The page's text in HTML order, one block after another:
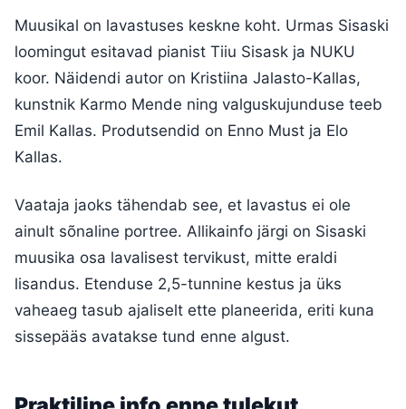
Muusikal on lavastuses keskne koht. Urmas Sisaski
loomingut esitavad pianist Tiiu Sisask ja NUKU
koor. Näidendi autor on Kristiina Jalasto-Kallas,
kunstnik Karmo Mende ning valguskujunduse teeb
Emil Kallas. Produtsendid on Enno Must ja Elo
Kallas.
Vaataja jaoks tähendab see, et lavastus ei ole
ainult sõnaline portree. Allikainfo järgi on Sisaski
muusika osa lavalisest tervikust, mitte eraldi
lisandus. Etenduse 2,5-tunnine kestus ja üks
vaheaeg tasub ajaliselt ette planeerida, eriti kuna
sissepääs avatakse tund enne algust.